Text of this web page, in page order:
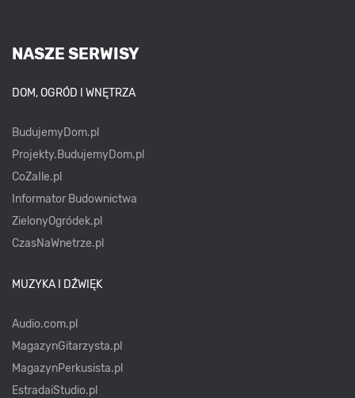
NASZE SERWISY
DOM, OGRÓD I WNĘTRZA
BudujemyDom.pl
Projekty.BudujemyDom.pl
CoZaIle.pl
Informator Budownictwa
ZielonyOgródek.pl
CzasNaWnetrze.pl
MUZYKA I DŹWIĘK
Audio.com.pl
MagazynGitarzysta.pl
MagazynPerkusista.pl
EstradaiStudio.pl